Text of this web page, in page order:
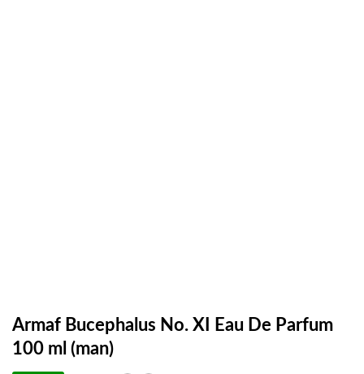
Armaf Bucephalus No. XI Eau De Parfum
100 ml (man)